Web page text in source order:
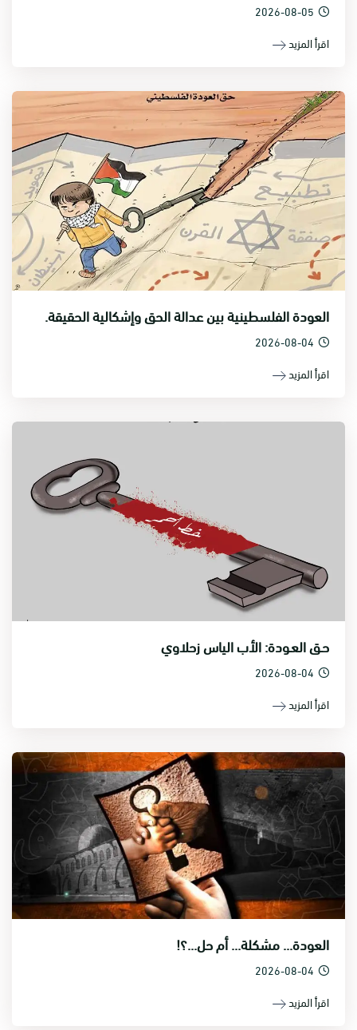
2026-08-05
اقرأ المزيد
العودة الفلسطينية بين عدالة الحق وإشكالية الحقيقة.
2026-08-04
اقرأ المزيد
حـق العـودة: الأب الياس زحلاوي
2026-08-04
اقرأ المزيد
العودة... مشكلة... أم حل...؟!
2026-08-04
اقرأ المزيد